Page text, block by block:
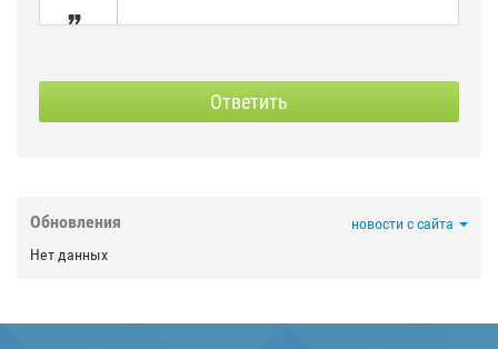




Ответить
Обновления
новости с сайта
Нет данных